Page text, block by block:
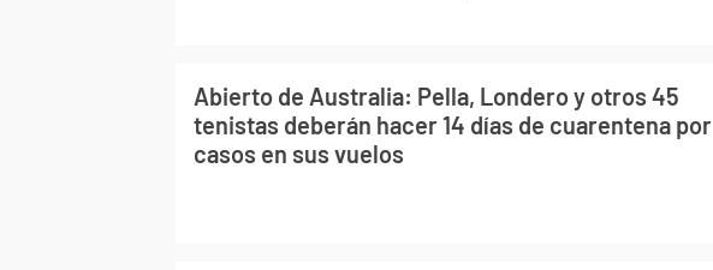
Abierto de Australia: Pella, Londero y otros 45
tenistas deberán hacer 14 días de cuarentena por
casos en sus vuelos